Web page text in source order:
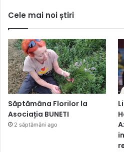
Cele mai noi știri
Săptămâna Florilor la
Asociația BUNETI
2 săptămâni ago